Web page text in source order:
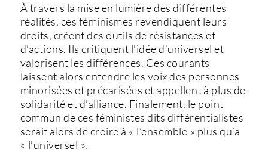
À travers la mise en lumière des différentes
réalités, ces féminismes revendiquent leurs
droits, créent des outils de résistances et
d’actions. Ils critiquent l’idée d’universel et
valorisent les différences. Ces courants
laissent alors entendre les voix des personnes
minorisées et précarisées et appellent à plus de
solidarité et d’alliance. Finalement, le point
commun de ces féministes dits différentialistes
serait alors de croire à « l’ensemble » plus qu’à
« l’universel ».